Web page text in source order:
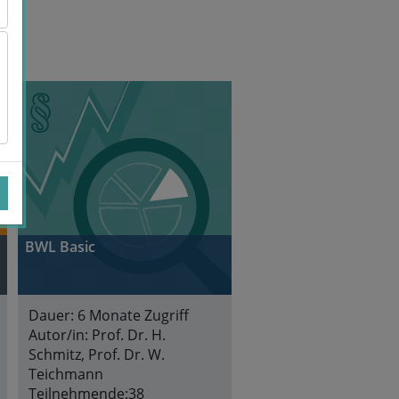
BWL Basic
Dauer: 6 Monate Zugriff
Autor/in: Prof. Dr. H.
Schmitz, Prof. Dr. W.
Teichmann
Teilnehmende:38